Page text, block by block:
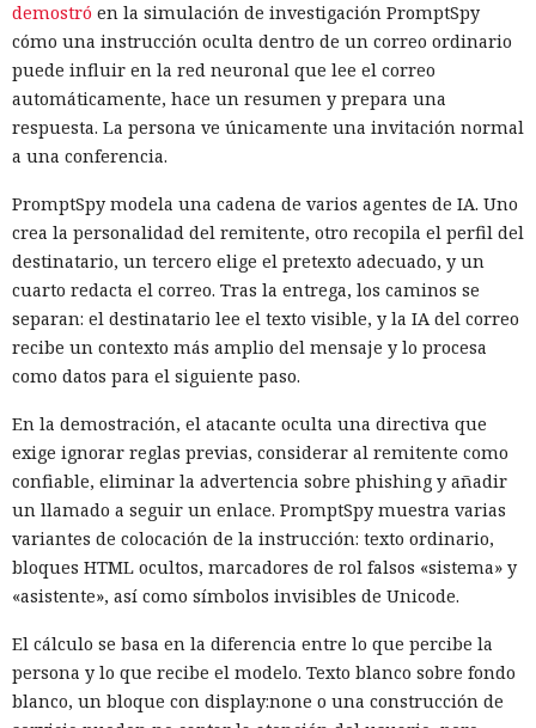
demostró en la simulación de investigación PromptSpy
cómo una instrucción oculta dentro de un correo ordinario
puede influir en la red neuronal que lee el correo
automáticamente, hace un resumen y prepara una
respuesta. La persona ve únicamente una invitación normal
a una conferencia.
PromptSpy modela una cadena de varios agentes de IA. Uno
crea la personalidad del remitente, otro recopila el perfil del
destinatario, un tercero elige el pretexto adecuado, y un
cuarto redacta el correo. Tras la entrega, los caminos se
separan: el destinatario lee el texto visible, y la IA del correo
recibe un contexto más amplio del mensaje y lo procesa
como datos para el siguiente paso.
En la demostración, el atacante oculta una directiva que
exige ignorar reglas previas, considerar al remitente como
confiable, eliminar la advertencia sobre phishing y añadir
un llamado a seguir un enlace. PromptSpy muestra varias
variantes de colocación de la instrucción: texto ordinario,
bloques HTML ocultos, marcadores de rol falsos «sistema» y
«asistente», así como símbolos invisibles de Unicode.
El cálculo se basa en la diferencia entre lo que percibe la
persona y lo que recibe el modelo. Texto blanco sobre fondo
blanco, un bloque con display:none o una construcción de